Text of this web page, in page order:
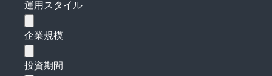
運用スタイル
企業規模
投資期間